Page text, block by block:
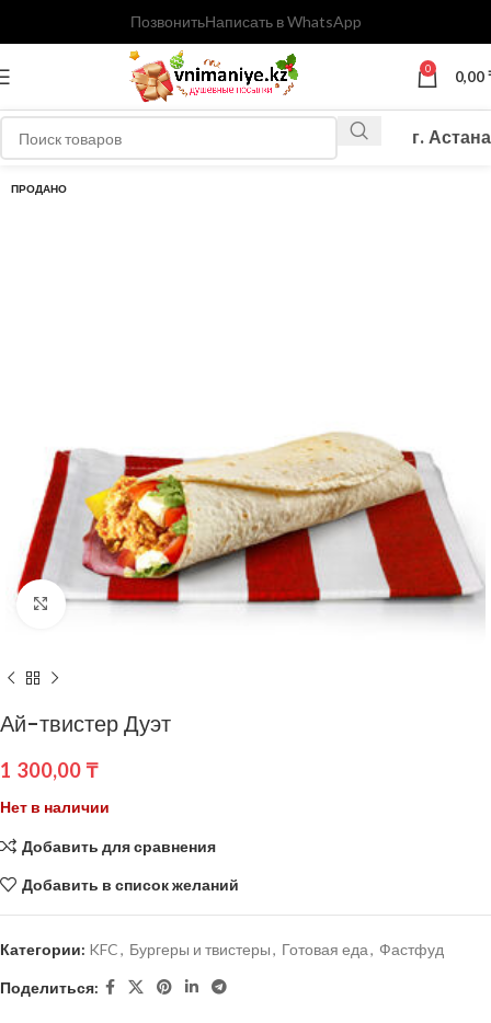
ПозвонитьНаписать в WhatsApp
0 0,00
г. Астана
ПРОДАНО
Нажмите, чтобы увеличить
Ай-твистер Дуэт
1 300,00 ₸
Нет в наличии
Добавить для сравнения
Добавить в список желаний
Категории: KFC, Бургеры и твистеры, Готовая еда, Фастфуд
Поделиться: